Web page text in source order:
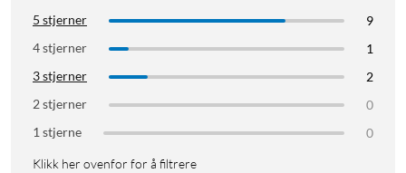
5 stjerner
9
4 stjerner
1
3 stjerner
2
2 stjerner
0
1 stjerne
0
Klikk her ovenfor for å filtrere